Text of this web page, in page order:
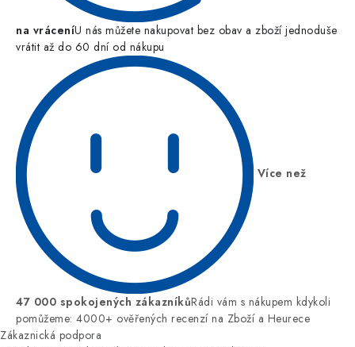
na vráceníU nás můžete nakupovat bez obav a zboží jednoduše
vrátit až do 60 dní od nákupu
Více než
47 000 spokojených zákazníkůRádi vám s nákupem kdykoli
pomůžeme: 4000+ ověřených recenzí na Zboží a Heurece
Zákaznická podpora